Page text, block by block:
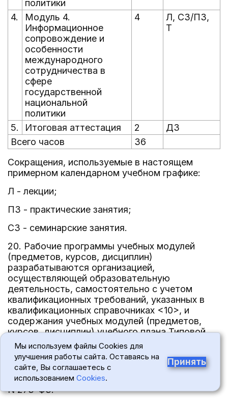
политики
4.
Модуль 4.
Информационное
сопровождение и
особенности
международного
сотрудничества в
сфере
государственной
национальной
политики
4
Л, СЗ/ПЗ,
Т
5. Итоговая аттестация 2
ДЗ
Всего часов
36
Сокращения, используемые в настоящем
примерном календарном учебном графике:
Л - лекции;
ПЗ - практические занятия;
СЗ - семинарские занятия.
20. Рабочие программы учебных модулей
(предметов, курсов, дисциплин)
разрабатываются организацией,
осуществляющей образовательную
деятельность, самостоятельно с учетом
квалификационных требований, указанных в
квалификационных справочниках <10>, и
содержания учебных модулей (предметов,
курсов, дисциплин) учебного плана Типовой
программы.
--------------------------------
<10> Часть 9 статьи 76 Федерального закона
N 273-ФЗ.
Мы используем файлы Cookies для
улучшения работы сайта. Оставаясь на
сайте, Вы соглашаетесь с
использованием Cookies.
Принять